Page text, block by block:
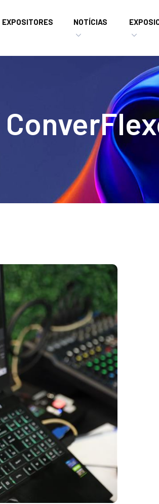
EXPOSITORES NOTÍCIAS